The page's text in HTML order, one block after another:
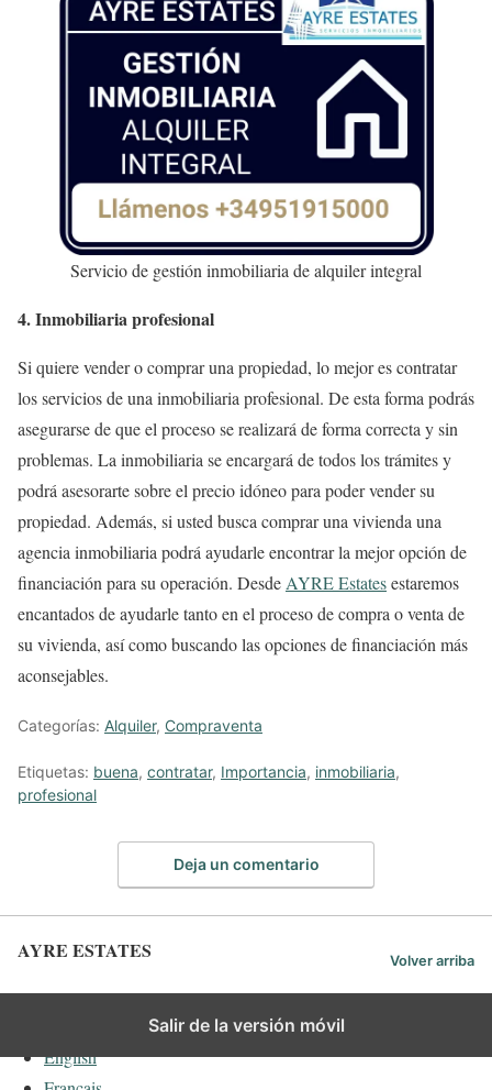
Servicio de gestión inmobiliaria de alquiler integral
4. Inmobiliaria profesional
Si quiere vender o comprar una propiedad, lo mejor es contratar
los servicios de una inmobiliaria profesional. De esta forma podrás
asegurarse de que el proceso se realizará de forma correcta y sin
problemas. La inmobiliaria se encargará de todos los trámites y
podrá asesorarte sobre el precio idóneo para poder vender su
propiedad. Además, si usted busca comprar una vivienda una
agencia inmobiliaria podrá ayudarle encontrar la mejor opción de
financiación para su operación. Desde AYRE Estatesestaremos
encantados de ayudarle tanto en el proceso de compra o venta de
su vivienda, así como buscando las opciones de financiación más
aconsejables.
Categorías: Alquiler, Compraventa
Etiquetas: buena, contratar, Importancia, inmobiliaria,
profesional
Deja un comentario
AYRE ESTATES Volver arriba
Salir de la versión móvil
English